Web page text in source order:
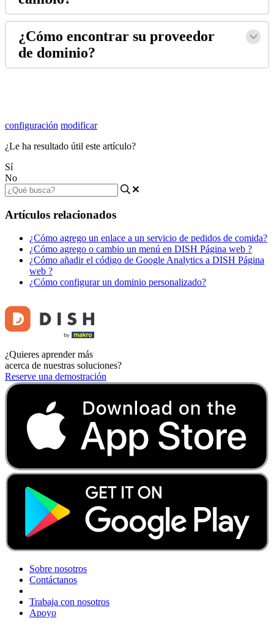
¿Cómo encontrar su proveedor
de dominio?
configuración modificar
¿Le ha resultado útil este artículo?
Sí
No
Artículos relacionados
¿Cómo agrego un enlace a un servicio de pedidos de comida?
¿Cómo agrego o cambio un menú en DISH Página web ?
¿Cómo añadir el código de Google Analytics a DISH Página
web ?
¿Cómo configurar un dominio personalizado?
¿Quieres aprender más
acerca de nuestras soluciones?
Reserve una demostración
Sobre nosotros
Contáctanos
Trabaja con nosotros
Apoyo